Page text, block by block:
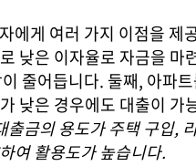
에게 여러 가지 이점을 제
낮은 이자율로 자금을 마
줄어듭니다. 둘째, 아파
낮은 경우에도 대출이 가
출금의 용도가 주택 구입,
여 활용도가 높습니다.